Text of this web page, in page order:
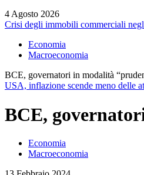
4 Agosto 2026
Crisi degli immobili commerciali
Economia
Macroeconomia
BCE, governatori in modalità
USA, inflazione scende meno delle
BCE,
Economia
Macroeconomia